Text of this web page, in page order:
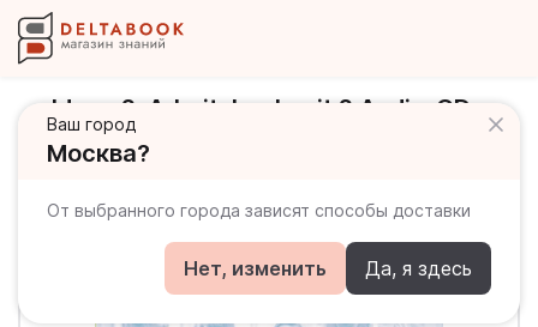
Ваш город
Москва?
От выбранного города зависят способы доставки
Нет, изменить Да, я здесь
Ideen 2. Arbeitsbuch mit 2 Audio-CDs
zum Arbeitsbuch + CD-ROM / Рабочая